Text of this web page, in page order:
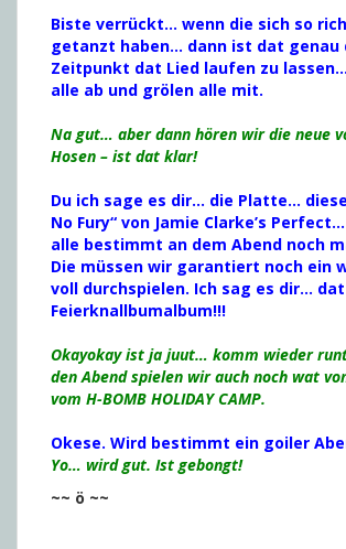
Biste verrückt… wenn die sich so
getanzt haben… dann ist dat genau
Zeitpunkt dat Lied laufen zu
alle ab und grölen alle mit.
Na gut… aber dann hören wir die neue
Hosen – ist dat klar!
Du ich sage es dir… die Platte…
No Fury“ von Jamie Clarke’s
alle bestimmt an dem Abend noch
Die müssen wir garantiert noch ein
voll durchspielen. Ich sag es dir…
Feierknallbumalbum!!!
Okayokay ist ja juut… komm wieder
den Abend spielen wir auch noch wat
vom H-BOMB HOLIDAY CAMP.
Okese. Wird bestimmt ein goiler
Yo… wird gut. Ist gebongt!
~~ ö ~~